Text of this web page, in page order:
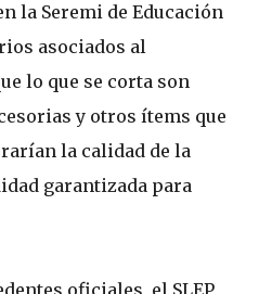
la Seremi de Educación
asociados al
lo que se corta son
y otros ítems que
la calidad de la
garantizada para